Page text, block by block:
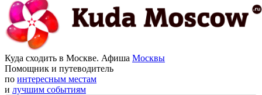
Куда сходить в Москве. Афиша Москвы
Помощник и путеводитель
по интересным местам
и лучшим событиям